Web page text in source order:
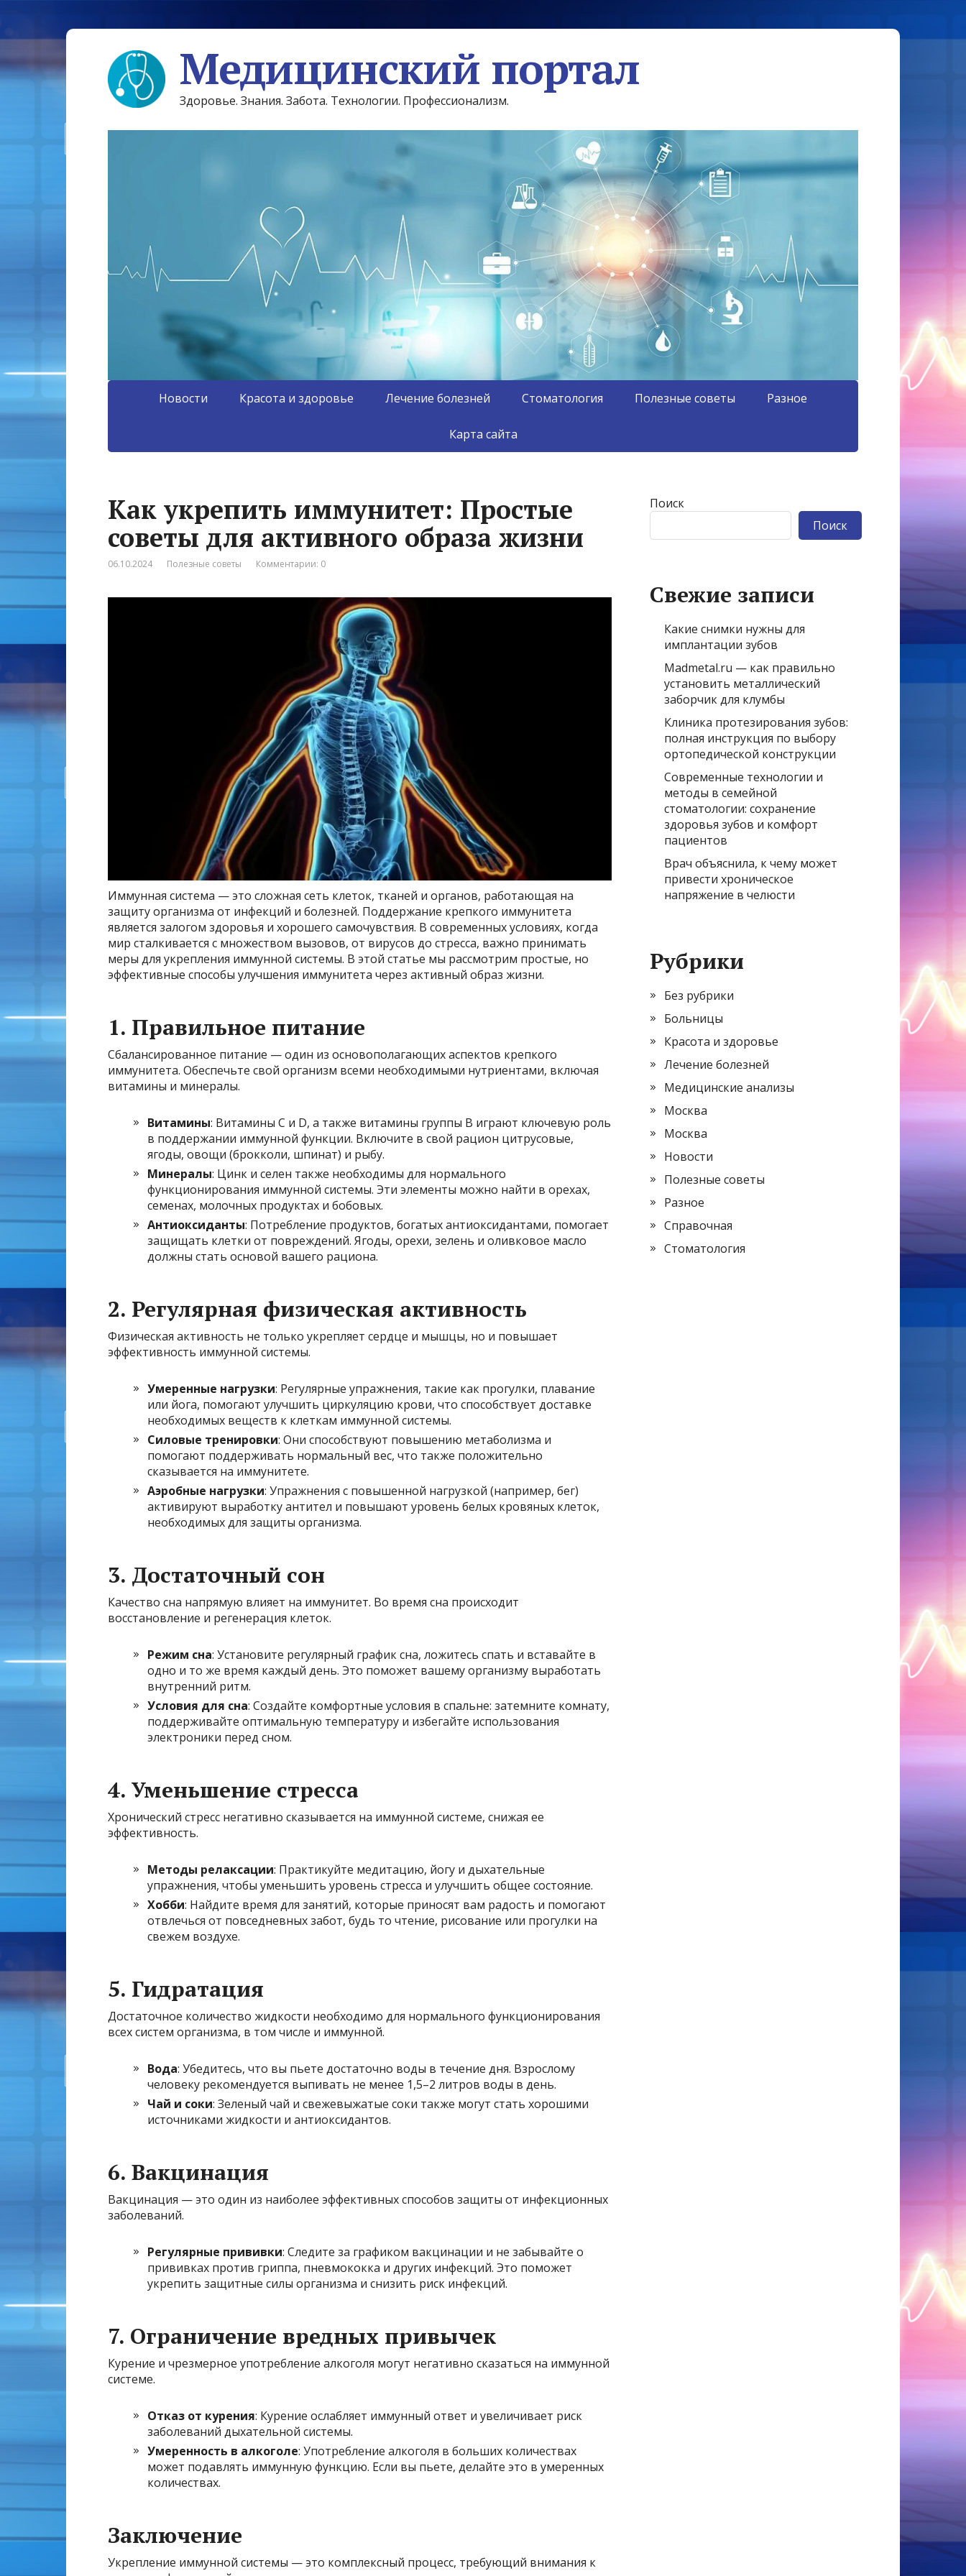
Медицинский портал
Здоровье. Знания. Забота. Технологии. Профессионализм.
Новости Красота и здоровье Лечение болезней Стоматология Полезные советы Разное
Карта сайта
Как укрепить иммунитет: Простые
советы для активного образа жизни
06.10.2024 Полезные советы Комментарии: 0
Иммунная система — это сложная сеть клеток, тканей и органов, работающая на
защиту организма от инфекций и болезней. Поддержание крепкого иммунитета
является залогом здоровья и хорошего самочувствия. В современных условиях, когда
мир сталкивается с множеством вызовов, от вирусов до стресса, важно принимать
меры для укрепления иммунной системы. В этой статье мы рассмотрим простые, но
эффективные способы улучшения иммунитета через активный образ жизни.
1. Правильное питание
Сбалансированное питание — один из основополагающих аспектов крепкого
иммунитета. Обеспечьте свой организм всеми необходимыми нутриентами, включая
витамины и минералы.
Витамины: Витамины C и D, а также витамины группы B играют ключевую роль
в поддержании иммунной функции. Включите в свой рацион цитрусовые,
ягоды, овощи (брокколи, шпинат) и рыбу.
Минералы: Цинк и селен также необходимы для нормального
функционирования иммунной системы. Эти элементы можно найти в орехах,
семенах, молочных продуктах и бобовых.
Антиоксиданты: Потребление продуктов, богатых антиоксидантами, помогает
защищать клетки от повреждений. Ягоды, орехи, зелень и оливковое масло
должны стать основой вашего рациона.
2. Регулярная физическая активность
Физическая активность не только укрепляет сердце и мышцы, но и повышает
эффективность иммунной системы.
Умеренные нагрузки: Регулярные упражнения, такие как прогулки, плавание
или йога, помогают улучшить циркуляцию крови, что способствует доставке
необходимых веществ к клеткам иммунной системы.
Силовые тренировки: Они способствуют повышению метаболизма и
помогают поддерживать нормальный вес, что также положительно
сказывается на иммунитете.
Аэробные нагрузки: Упражнения с повышенной нагрузкой (например, бег)
активируют выработку антител и повышают уровень белых кровяных клеток,
необходимых для защиты организма.
3. Достаточный сон
Качество сна напрямую влияет на иммунитет. Во время сна происходит
восстановление и регенерация клеток.
Режим сна: Установите регулярный график сна, ложитесь спать и вставайте в
одно и то же время каждый день. Это поможет вашему организму выработать
внутренний ритм.
Условия для сна: Создайте комфортные условия в спальне: затемните комнату,
поддерживайте оптимальную температуру и избегайте использования
электроники перед сном.
4. Уменьшение стресса
Хронический стресс негативно сказывается на иммунной системе, снижая ее
эффективность.
Методы релаксации: Практикуйте медитацию, йогу и дыхательные
упражнения, чтобы уменьшить уровень стресса и улучшить общее состояние.
Хобби: Найдите время для занятий, которые приносят вам радость и помогают
отвлечься от повседневных забот, будь то чтение, рисование или прогулки на
свежем воздухе.
5. Гидратация
Достаточное количество жидкости необходимо для нормального функционирования
всех систем организма, в том числе и иммунной.
Вода: Убедитесь, что вы пьете достаточно воды в течение дня. Взрослому
человеку рекомендуется выпивать не менее 1,5–2 литров воды в день.
Чай и соки: Зеленый чай и свежевыжатые соки также могут стать хорошими
источниками жидкости и антиоксидантов.
6. Вакцинация
Вакцинация — это один из наиболее эффективных способов защиты от инфекционных
заболеваний.
Регулярные прививки: Следите за графиком вакцинации и не забывайте о
прививках против гриппа, пневмококка и других инфекций. Это поможет
укрепить защитные силы организма и снизить риск инфекций.
7. Ограничение вредных привычек
Курение и чрезмерное употребление алкоголя могут негативно сказаться на иммунной
системе.
Отказ от курения: Курение ослабляет иммунный ответ и увеличивает риск
заболеваний дыхательной системы.
Умеренность в алкоголе: Употребление алкоголя в больших количествах
может подавлять иммунную функцию. Если вы пьете, делайте это в умеренных
количествах.
Заключение
Укрепление иммунной системы — это комплексный процесс, требующий внимания к
Поиск
Поиск
Свежие записи
Какие снимки нужны для
имплантации зубов
Madmetal.ru — как правильно
установить металлический
заборчик для клумбы
Клиника протезирования зубов:
полная инструкция по выбору
ортопедической конструкции
Современные технологии и
методы в семейной
стоматологии: сохранение
здоровья зубов и комфорт
пациентов
Врач объяснила, к чему может
привести хроническое
напряжение в челюсти
Рубрики
Без рубрики
Больницы
Красота и здоровье
Лечение болезней
Медицинские анализы
Москва
Москва
Новости
Полезные советы
Разное
Справочная
Стоматология